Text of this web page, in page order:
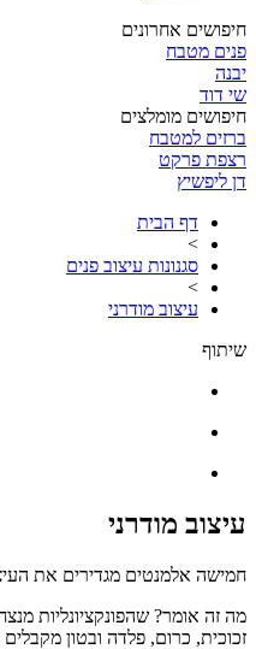
חיפושים אחרונים
פנים מטבח
יבנה
שי דוד
חיפושים מומלצים
ברזים למטבח
רצפת פרקט
דן ליפשיץ
דף הבית
>
סגנונות עיצוב פנים
>
עיצוב מודרני
שיתוף
עיצוב מודרני
חמישה אלמנטים מגדירים את
מה זה אומר? שהפונקציונליות
זכוכית, כרום, פלדה ובטון